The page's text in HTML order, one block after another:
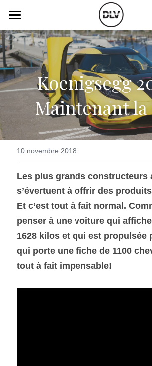
Catégories
Actualité Auto
Électrique
Histoire de chars
Art Automobile
Essais Routier
Opinion
Vidéo
Podcast
Radio FM
Simulateur
Assurance
SOUMISSION RAPIDE
ASSURANCE
Koenigsegg
Maintenant
10 novembre 2018
Les plus grands constructeurs
s’évertuent à offrir des
Et c’est tout à fait normal.
penser à une voiture qui
1628 kilos et qui est propulsée
qui porte une fiche de 1100
tout à fait impensable!
LES CATÉGORIES DE LA
Toutes les catégories